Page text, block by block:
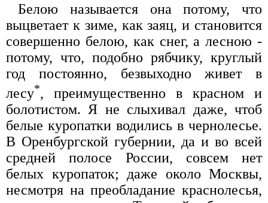
Белою называется она потому, что
выцветает к зиме, как заяц, и становится
совершенно белою, как снег, а лесною -
потому, что, подобно рябчику, круглый
год постоянно, безвыходно живет в
лесу*, преимущественно в красном и
болотистом. Я не слыхивал даже, чтоб
белые куропатки водились в чернолесье.
В Оренбургской губернии, да и во всей
средней полосе России, совсем нет
белых куропаток; даже около Москвы,
несмотря на преобладание краснолесья,